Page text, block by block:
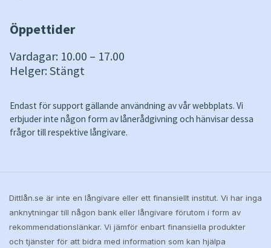
Öppettider
Vardagar: 10.00 – 17.00
Helger: Stängt
Endast för support gällande användning av vår webbplats. Vi
erbjuder inte någon form av lånerådgivning och hänvisar dessa
frågor till respektive långivare.
Dittlån.se är inte en långivare eller ett finansiellt institut. Vi har inga
anknytningar till någon bank eller långivare förutom i form av
rekommendationslänkar. Vi jämför enbart finansiella produkter
och tjänster för att bidra med information som kan hjälpa